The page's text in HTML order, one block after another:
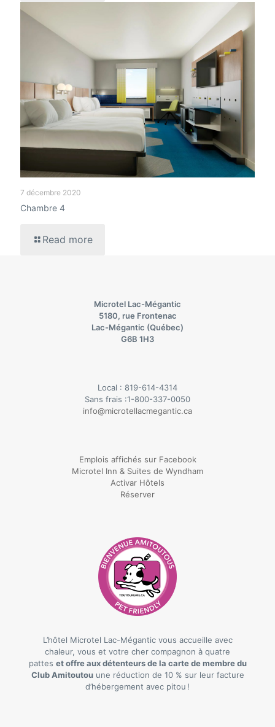
7 décembre 2020
Chambre 4
Read more
Microtel Lac-Mégantic
5180, rue Frontenac
Lac-Mégantic (Québec)
G6B 1H3
Local : 819-614-4314
Sans frais :1-800-337-0050
info@microtellacmegantic.ca
Emplois affichés sur Facebook
Microtel Inn & Suites de Wyndham
Activar Hôtels
Réserver
L’hôtel Microtel Lac-Mégantic vous accueille avec
chaleur, vous et votre cher compagnon à quatre
pattes et offre aux détenteurs de la carte de membre du
Club Amitoutouune réduction de 10 % sur leur facture
d’hébergement avec pitou !